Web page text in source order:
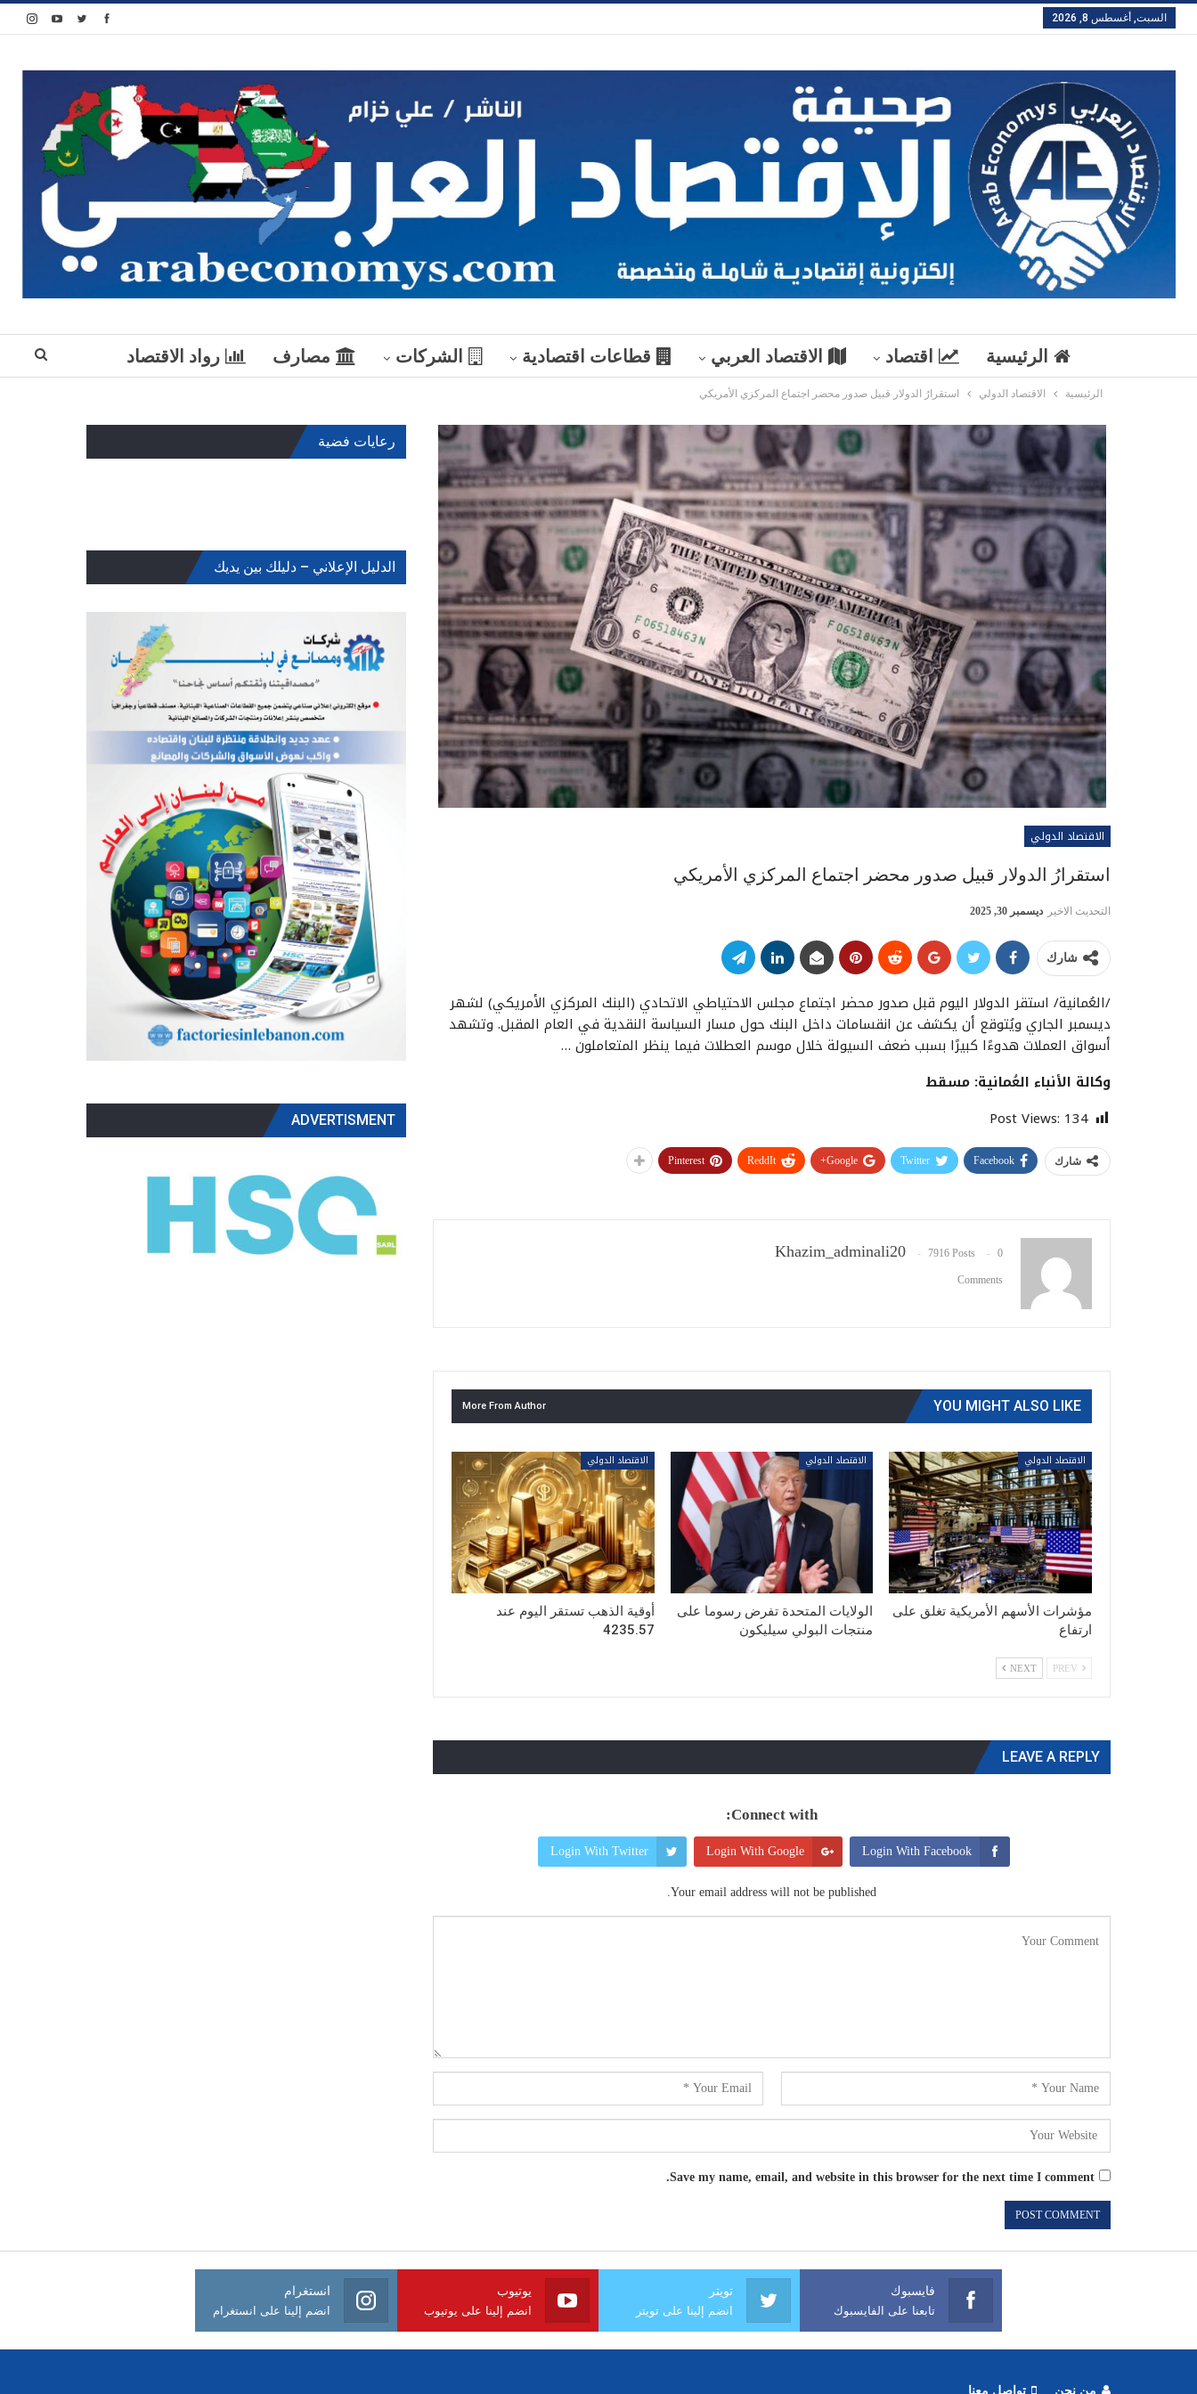
السبت, أغسطس 8, 2026
الرئيسية اقتصاد الاقتصاد العربي قطاعات اقتصادية الشركات مصارف رواد الاقتصاد
الرئيسية الاقتصاد الدولي استقرارُ الدولار قبيل صدور محضر اجتماع المركزي الأمريكي
الاقتصاد الدولي
استقرارُ الدولار قبيل صدور محضر اجتماع المركزي الأمريكي
التحديث الاخير ديسمبر 30, 2025
شارك
/العُمانية/ استقر الدولار اليوم قبل صدور محضر اجتماع مجلس الاحتياطي الاتحادي (البنك المركزي الأمريكي) لشهر
ديسمبر الجاري ويُتوقع أن يكشف عن انقسامات داخل البنك حول مسار السياسة النقدية في العام المقبل. وتشهد
أسواق العملات هدوءًا كبيرًا بسبب ضعف السيولة خلال موسم العطلات فيما ينظر المتعاملون …
وكالة الأنباء العُمانية: مسقط
Post Views: 134
شارك Facebook
Twitter
Google+
ReddIt
Pinterest
Khazim_adminali20 7916 Posts 0
Comments
YOU MIGHT ALSO LIKE
More From Author
الاقتصاد الدولي
مؤشرات الأسهم الأمريكية تغلق على
ارتفاع
الاقتصاد الدولي
الولايات المتحدة تفرض رسوما على
منتجات البولي سيليكون
الاقتصاد الدولي
أوقية الذهب تستقر اليوم عند
4235.57
NEXT
LEAVE A REPLY
Connect with:
Login With Facebook
Login With Google
Login With Twitter
Your email address will not be published.
Save my name, email, and website in this browser for the next time I comment.
رعايات فضية
الدليل الإعلاني – دليلك بين يديك
ADVERTISMENT
فايسبوك
تابعنا على الفايسبوك
تويتر
انضم إلينا على تويتر
يوتيوب
انضم إلينا على يوتيوب
انستغرام
انضم إلينا على انستغرام
من نحن تواصل معنا